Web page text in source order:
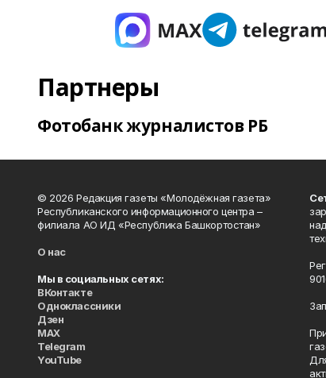
Партнеры
Фотобанк журналистов РБ
© 2026 Редакция газеты «Молодёжная газета»
Республиканского информационного центра –
филиала АО ИД «Республика Башкортостан»
О нас
Мы в социальных сетях:
ВКонтакте
Одноклассники
Дзен
MAX
Telegram
YouTube